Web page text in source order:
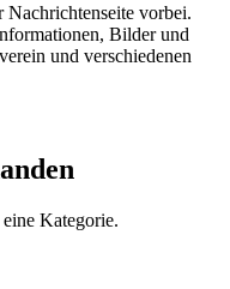
Nachrichtenseite vorbei.
Bilder und
und verschiedenen
Kategorie.